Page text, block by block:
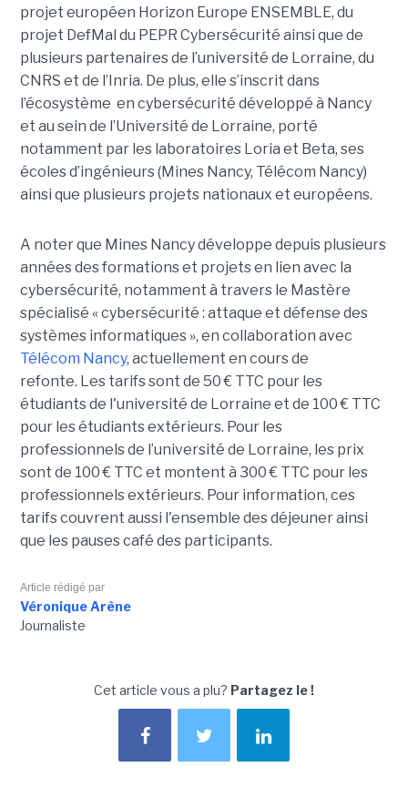
projet européen Horizon Europe ENSEMBLE, du
projet DefMal du PEPR Cybersécurité ainsi que de
plusieurs partenaires de l’université de Lorraine, du
CNRS et de l’Inria. De plus, elle s’inscrit dans
l’écosystème en cybersécurité développé à Nancy
et au sein de l’Université de Lorraine, porté
notamment par les laboratoires Loria et Beta, ses
écoles d’ingénieurs (Mines Nancy, Télécom Nancy)
ainsi que plusieurs projets nationaux et européens.
A noter que Mines Nancy développe depuis plusieurs
années des formations et projets en lien avec la
cybersécurité, notamment à travers le Mastère
spécialisé « cybersécurité : attaque et défense des
systèmes informatiques », en collaboration avec
Télécom Nancy, actuellement en cours de
refonte. Les tarifs sont de 50 € TTC pour les
étudiants de l'université de Lorraine et de 100 € TTC
pour les étudiants extérieurs. Pour les
professionnels de l’université de Lorraine, les prix
sont de 100 € TTC et montent à 300 € TTC pour les
professionnels extérieurs. Pour information, ces
tarifs couvrent aussi l'ensemble des déjeuner ainsi
que les pauses café des participants.
Article rédigé par
Véronique Arène
Journaliste
Cet article vous a plu? Partagez le !